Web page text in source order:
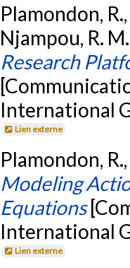
Plamondon,
Njampou, R.
Research
International
Lien externe
Plamondon,
Modeling
Equations
International
Lien externe